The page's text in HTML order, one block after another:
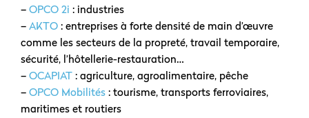
– OPCO 2i : industries
– AKTO : entreprises à forte densité de main d’œuvre
comme les secteurs de la propreté, travail temporaire,
sécurité, l’hôtellerie-restauration…
– OCAPIAT : agriculture, agroalimentaire, pêche
– OPCO Mobilités : tourisme, transports ferroviaires,
maritimes et routiers